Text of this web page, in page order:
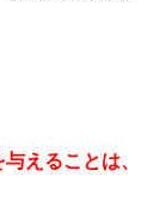
えることは、